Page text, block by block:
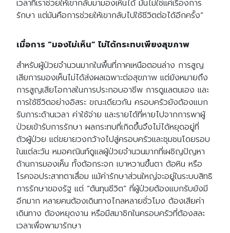
เวลาที่เราช่วยให้เขากลับมามองเห็นได้ มันไม่ใช่แค่เรื่องการ
รักษา แต่มันคือการช่วยให้เขากลับไปใช้ชีวิตต่อได้อีกครั้ง”
เมื่อการ “มองไม่เห็น” ไม่ได้กระทบเพียงสุขภาพ
สำหรับผู้ป่วยจำนวนมากในพื้นที่ภาคเหนือตอนล่าง การสูญ
เสียการมองเห็นไม่ได้ส่งผลเฉพาะต่อสุขภาพ แต่ยังหมายถึง
การสูญเสียโอกาสในการประกอบอาชีพ การดูแลตนเอง และ
การใช้ชีวิตอย่างอิสระ ขณะเดียวกัน ครอบครัวยังต้องแบก
รับภาระด้านเวลา ค่าใช้จ่าย และรายได้ที่หายไปจากการพาผู้
ป่วยเข้ารับการรักษา ผลกระทบที่เกิดขึ้นจึงไม่ได้หยุดอยู่ที่
ตัวผู้ป่วย แต่ขยายวงกว้างไปสู่ครอบครัวและชุมชนโดยรอบ
ในแต่ละวัน หมอคณินท์ดูแลผู้ป่วยจำนวนมากที่เผชิญปัญหา
ด้านการมองเห็น ทั้งต้อกระจก เบาหวานขึ้นตา ต้อหิน หรือ
โรคจอประสาทตาเสื่อม แม้ค่ารักษาส่วนใหญ่จะอยู่ในระบบสิทธิ
การรักษาของรัฐ แต่ “ต้นทุนชีวิต” ที่ผู้ป่วยต้องแบกรับยังมี
อีกมาก หลายคนต้องเดินทางไกลหลายชั่วโมง ต้องเสียค่า
เดินทาง ต้องหยุดงาน หรือมีสมาชิกในครอบครัวที่ต้องสละ
เวลาเพื่อพามารักษา